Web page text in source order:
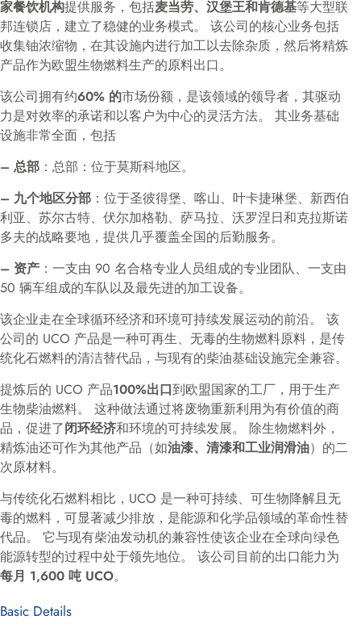
家餐饮机构提供服务，包括麦当劳、汉堡王和肯德基等大型联
邦连锁店，建立了稳健的业务模式。 该公司的核心业务包括
收集铀浓缩物，在其设施内进行加工以去除杂质，然后将精炼
产品作为欧盟生物燃料生产的原料出口。
该公司拥有约60% 的市场份额，是该领域的领导者，其驱动
力是对效率的承诺和以客户为中心的灵活方法。 其业务基础
设施非常全面，包括
– 总部 ：总部：位于莫斯科地区。
– 九个地区分部 ：位于圣彼得堡、喀山、叶卡捷琳堡、新西伯
利亚、苏尔古特、伏尔加格勒、萨马拉、沃罗涅日和克拉斯诺
多夫的战略要地，提供几乎覆盖全国的后勤服务。
– 资产 ：一支由 90 名合格专业人员组成的专业团队、一支由
50 辆车组成的车队以及最先进的加工设备。
该企业走在全球循环经济和环境可持续发展运动的前沿。 该
公司的 UCO 产品是一种可再生、无毒的生物燃料原料，是传
统化石燃料的清洁替代品，与现有的柴油基础设施完全兼容。
提炼后的 UCO 产品100%出口到欧盟国家的工厂，用于生产
生物柴油燃料。 这种做法通过将废物重新利用为有价值的商
品，促进了闭环经济和环境的可持续发展。 除生物燃料外，
精炼油还可作为其他产品（如油漆、清漆和工业润滑油）的二
次原材料。
与传统化石燃料相比，UCO 是一种可持续、可生物降解且无
毒的燃料，可显著减少排放，是能源和化学品领域的革命性替
代品。 它与现有柴油发动机的兼容性使该企业在全球向绿色
能源转型的过程中处于领先地位。 该公司目前的出口能力为
每月 1,600 吨 UCO。
Basic Details